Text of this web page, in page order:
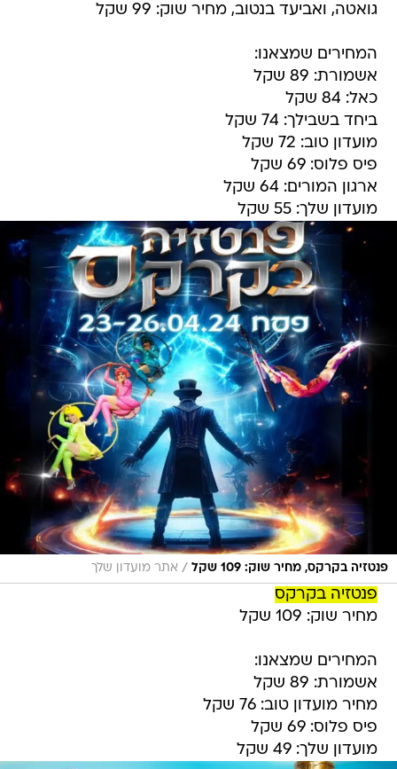
גואטה, ואביעד בנטוב, מחיר שוק: 99 שקל
המחירים שמצאנו:
אשמורת: 89 שקל
כאל: 84 שקל
ביחד בשבילך: 74 שקל
מועדון טוב: 72 שקל
פיס פלוס: 69 שקל
ארגון המורים: 64 שקל
מועדון שלך: 55 שקל
פנטזיה בקרקס, מחיר שוק: 109 שקל / אתר מועדון שלך
פנטזיה בקרקס
מחיר שוק: 109 שקל
המחירים שמצאנו:
אשמורת: 89 שקל
מחיר מועדון טוב: 76 שקל
פיס פלוס: 69 שקל
מועדון שלך: 49 שקל